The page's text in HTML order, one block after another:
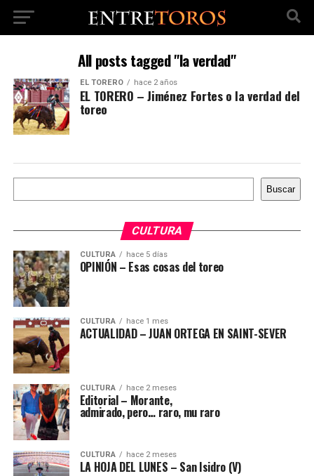
All posts tagged "la verdad"
EL TORERO hace 2 años
EL TORERO – Jiménez Fortes o la verdad del
toreo
Buscar
Buscar
CULTURA
CULTURA hace 5 días
OPINIÓN – Esas cosas del toreo
CULTURA hace 1 mes
ACTUALIDAD – JUAN ORTEGA EN SAINT-SEVER
CULTURA hace 2 meses
Editorial – Morante,
admirado, pero… raro, mu raro
CULTURA hace 2 meses
LA HOJA DEL LUNES – San Isidro (V)